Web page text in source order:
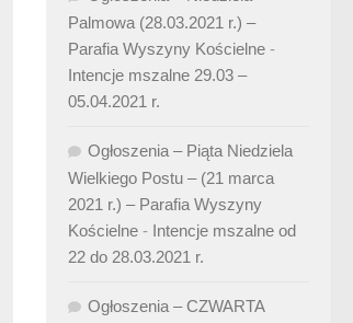
Palmowa (28.03.2021 r.) –
Parafia Wyszyny Kościelne -
Intencje mszalne 29.03 –
05.04.2021 r.
Ogłoszenia – Piąta Niedziela
Wielkiego Postu – (21 marca
2021 r.) – Parafia Wyszyny
Kościelne - Intencje mszalne od
22 do 28.03.2021 r.
Ogłoszenia – CZWARTA